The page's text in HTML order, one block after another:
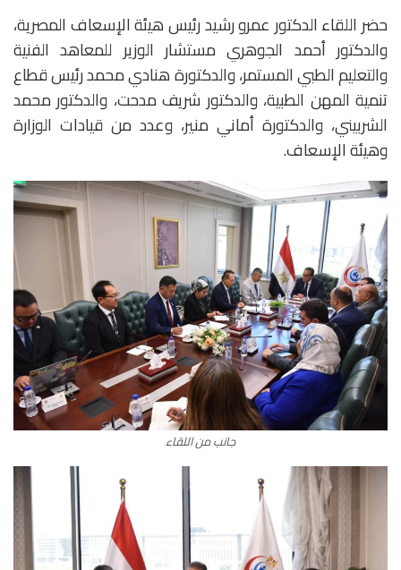
حضر اللقاء الدكتور عمرو رشيد رئيس هيئة الإسعاف المصرية،
والدكتور أحمد الجوهري مستشار الوزير للمعاهد الفنية
والتعليم الطبي المستمر، والدكتورة هنادي محمد رئيس قطاع
تنمية المهن الطبية، والدكتور شريف مدحت، والدكتور محمد
الشربيني، والدكتورة أماني منير، وعدد من قيادات الوزارة
وهيئة الإسعاف.
جانب من اللقاء